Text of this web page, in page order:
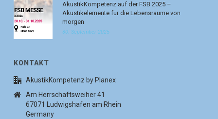
AkustikKompetenz auf der FSB 2025 –
Akustikelemente für die Lebensräume von
morgen
30. September 2025
KONTAKT
AkustikKompetenz by Planex
Am Herrschaftsweiher 41
67071 Ludwigshafen am Rhein
Germany